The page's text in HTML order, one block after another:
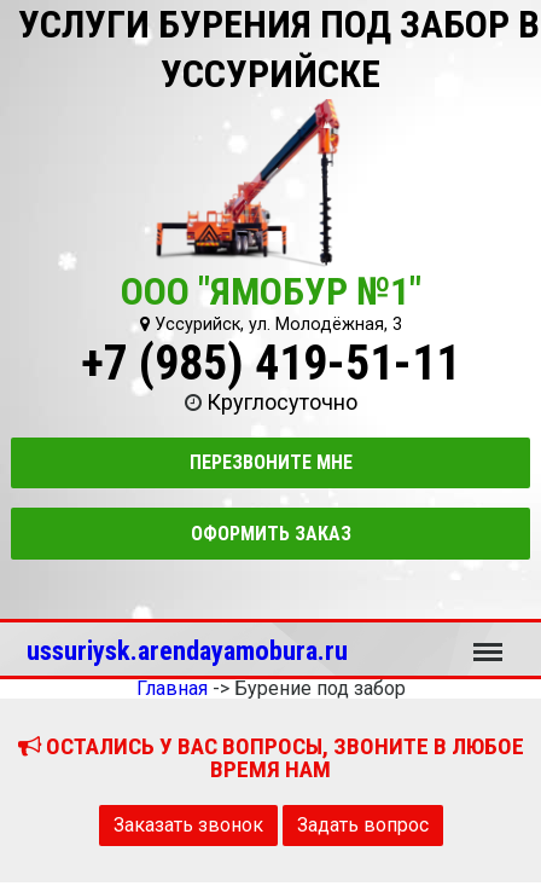
УСЛУГИ БУРЕНИЯ ПОД ЗАБОР В
УССУРИЙСКЕ
ООО "ЯМОБУР №1"
Уссурийск, ул. Молодёжная, 3
+7 (985) 419-51-11
Круглосуточно
ПЕРЕЗВОНИТЕ МНЕ
ОФОРМИТЬ ЗАКАЗ
ussuriysk.arendayamobura.ru Меню
Главная-> Бурение под забор
ОСТАЛИСЬ У ВАС ВОПРОСЫ, ЗВОНИТЕ В ЛЮБОЕ
ВРЕМЯ НАМ
Заказать звонок Задать вопрос